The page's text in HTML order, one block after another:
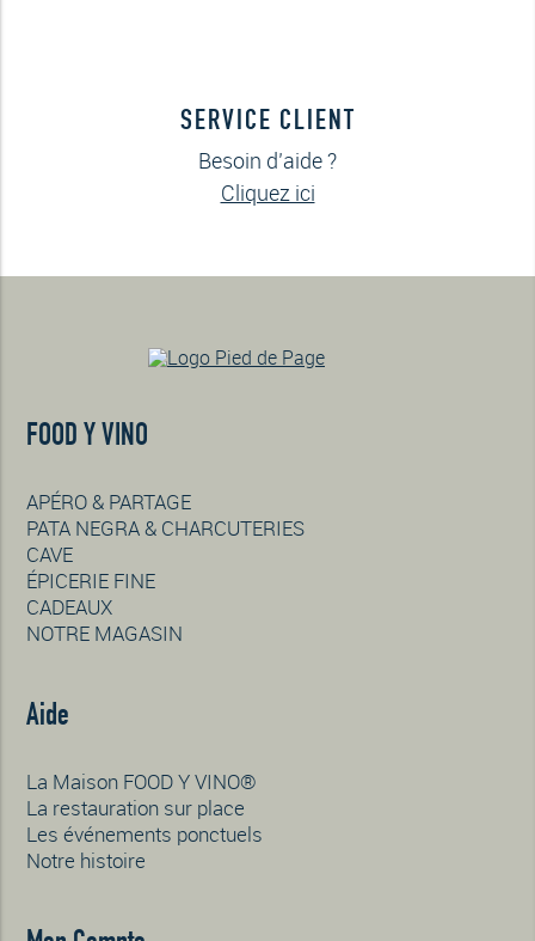
SERVICE CLIENT
Besoin d’aide ?
Cliquez ici
FOOD Y VINO
APÉRO & PARTAGE
PATA NEGRA & CHARCUTERIES
CAVE
ÉPICERIE FINE
CADEAUX
NOTRE MAGASIN
Aide
La Maison FOOD Y VINO®
La restauration sur place
Les événements ponctuels
Notre histoire